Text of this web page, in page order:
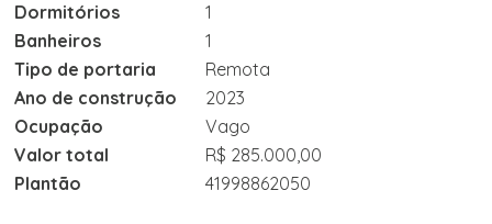
Dormitórios
1
Banheiros
1
Tipo de portaria
Remota
Ano de construção
2023
Ocupação
Vago
Valor total
R$ 285.000,00
Plantão
41998862050